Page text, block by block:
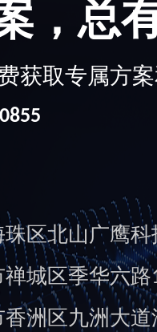
，总
获取专属方
区北山广鹰科
城区季华六路
洲区九洲大道